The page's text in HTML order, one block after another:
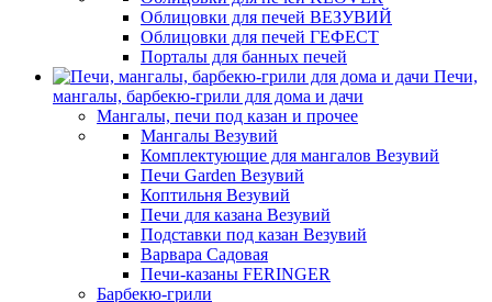
Облицовки для печей ВЕЗУВИЙ
Облицовки для печей ГЕФЕСТ
Порталы для банных печей
Печи,
мангалы, барбекю-грили для дома и дачи
Мангалы, печи под казан и прочее
Мангалы Везувий
Комплектующие для мангалов Везувий
Печи Garden Везувий
Коптильня Везувий
Печи для казана Везувий
Подставки под казан Везувий
Варвара Садовая
Печи-казаны FERINGER
Барбекю-грили